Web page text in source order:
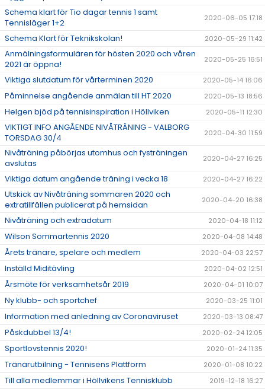
Schema klart för Tio dagar tennis 1 samt
Tennisläger 1+2
2020-06-05 17:18
Schema Klart för Teknikskolan! 2020-05-29 11:42
Anmälningsformulären för hösten 2020 och våren
2021 är öppna!
2020-05-25 16:51
Viktiga slutdatum för vårterminen 2020 2020-05-14 16:06
Påminnelse angående anmälan till HT 2020 2020-05-13 18:56
Helgen bjöd på tennisinspiration i Höllviken 2020-05-11 12:30
VIKTIGT INFO ANGÅENDE NIVÅTRÄNING - VALBORG
TORSDAG 30/4
2020-04-30 11:59
Nivåträning påbörjas utomhus och fysträningen
avslutas
2020-04-27 16:25
Viktiga datum angående träning i vecka 18 2020-04-27 16:22
Utskick av Nivåträning sommaren 2020 och
extratillfällen publicerat på hemsidan
2020-04-20 16:38
Nivåträning och extradatum 2020-04-18 11:12
Wilson Sommartennis 2020 2020-04-08 14:48
Årets tränare, spelare och medlem 2020-04-03 22:57
Inställd Miditävling 2020-04-02 12:51
Årsmöte för verksamhetsår 2019 2020-04-01 10:07
Ny klubb- och sportchef 2020-03-25 11:01
Information med anledning av Coronaviruset 2020-03-13 08:47
Påskdubbel 13/4! 2020-02-24 12:05
Sportlovstennis 2020! 2020-01-24 11:35
Tränarutbilning - Tennisens Plattform 2020-01-08 10:22
Till alla medlemmar i Höllvikens Tennisklubb 2019-12-18 16:27